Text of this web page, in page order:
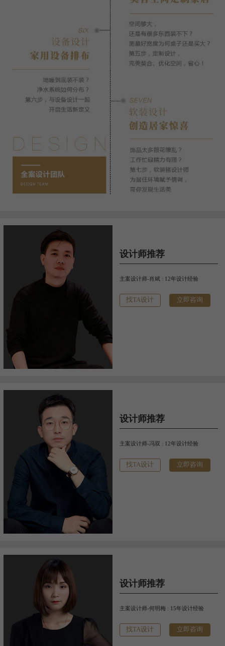
设计师推荐
主案设计师-肖斌 : 12年设计经验
找TA设计 立即咨询
设计师推荐
主案设计师-冯双 : 12年设计经验
找TA设计 立即咨询
设计师推荐
主案设计师-何明梅 : 15年设计经验
找TA设计 立即咨询